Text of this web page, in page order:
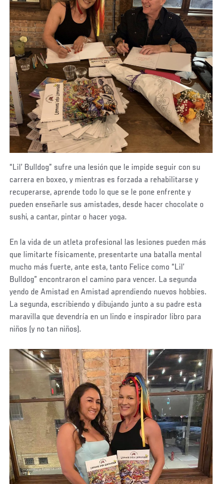
“Lil’ Bulldog” sufre una lesión que le impide seguir con su
carrera en boxeo, y mientras es forzada a rehabilitarse y
recuperarse, aprende todo lo que se le pone enfrente y
pueden enseñarle sus amistades, desde hacer chocolate o
sushi, a cantar, pintar o hacer yoga.
En la vida de un atleta profesional las lesiones pueden más
que limitarte físicamente, presentarte una batalla mental
mucho más fuerte, ante esta, tanto Felice como “Lil’
Bulldog” encontraron el camino para vencer. La segunda
yendo de Amistad en Amistad aprendiendo nuevos hobbies.
La segunda, escribiendo y dibujando junto a su padre esta
maravilla que devendría en un lindo e inspirador libro para
niños (y no tan niños).